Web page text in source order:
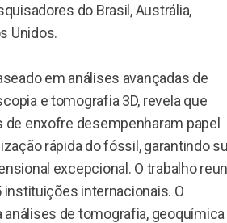
do Brasil, Austrália,
Unidos.
em análises avançadas de
e tomografia 3D, revela que
de enxofre desempenharam papel
rápida do fóssil, garantindo
excepcional. O trabalho
internacionais. O
de tomografia, geoquímica